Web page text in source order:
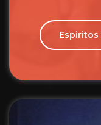
Espiritos